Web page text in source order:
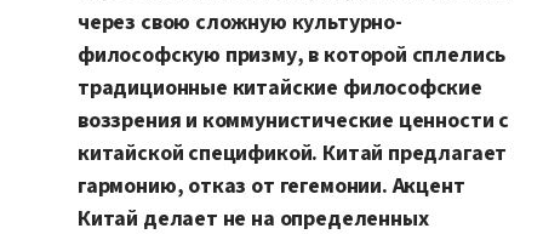
через свою сложную культурно-
философскую призму, в которой сплелись
традиционные китайские философские
воззрения и коммунистические ценности с
китайской спецификой. Китай предлагает
гармонию, отказ от гегемонии. Акцент
Китай делает не на определенных